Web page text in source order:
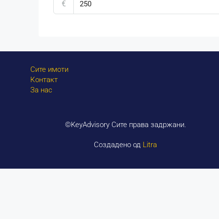
€
Сите имоти
Контакт
За нас
©KeyAdvisory Сите права задржани.
Создадено од Litra